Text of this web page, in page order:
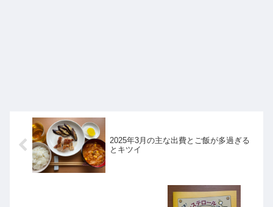
2025年3月の主な出費とご飯が多過ぎる
とキツイ